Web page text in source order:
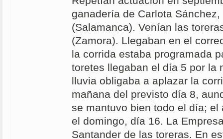
ganadería de Carlota Sánchez,
(Salamanca). Venían las
(Zamora). Llegaban en el
la corrida estaba programada
toretes llegaban el día 5 por la
lluvia obligaba a aplazar la
mañana del previsto día 8,
se mantuvo bien todo el día; el
el domingo, día 16. La
Santander de las toreras. En